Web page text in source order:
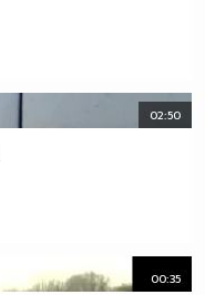
02:50
00:35